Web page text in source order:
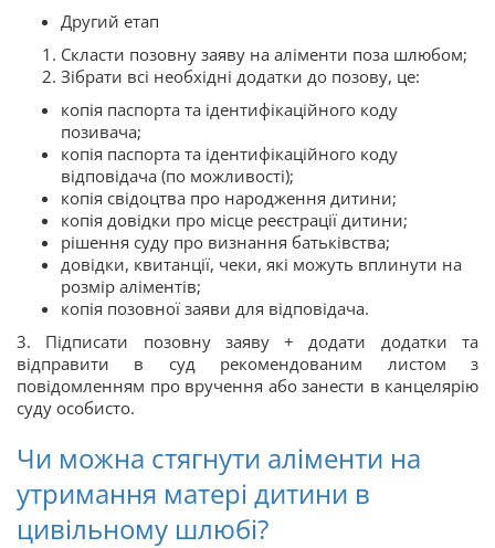
Другий етап
Скласти позовну заяву на аліменти поза шлюбом;
Зібрати всі необхідні додатки до позову, це:
копія паспорта та ідентифікаційного коду
позивача;
копія паспорта та ідентифікаційного коду
відповідача (по можливості);
копія свідоцтва про народження дитини;
копія довідки про місце реєстрації дитини;
рішення суду про визнання батьківства;
довідки, квитанції, чеки, які можуть вплинути на
розмір аліментів;
копія позовної заяви для відповідача.
3. Підписати позовну заяву + додати додатки та
відправити в суд рекомендованим листом з
повідомленням про вручення або занести в канцелярію
суду особисто.
Чи можна стягнути аліменти на
утримання матері дитини в
цивільному шлюбі?